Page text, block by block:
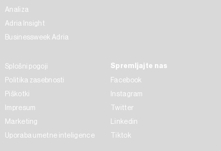
Analiza
Adria Insight
Businessweek Adria
Splošni pogoji
Politika zasebnosti
Piškotki
Impresum
Marketing
Uporaba umetne inteligence
Spremljajte nas
Facebook
Instagram
Twitter
Linkedin
Tiktok